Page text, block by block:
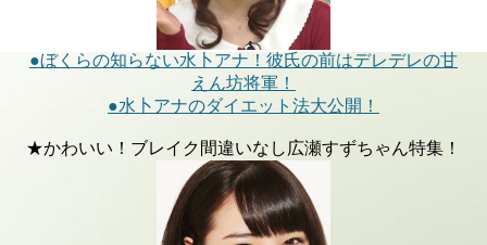
●ぼくらの知らない水卜アナ！彼氏の前はデレデレの甘
えん坊将軍！
●水卜アナのダイエット法大公開！
★かわいい！ブレイク間違いなし広瀬すずちゃん特集！